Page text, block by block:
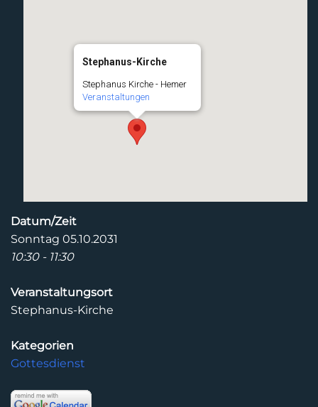
Stephanus-Kirche
Stephanus Kirche - Hemer
Veranstaltungen
Datum/Zeit
Sonntag 05.10.2031
10:30 - 11:30
Veranstaltungsort
Stephanus-Kirche
Kategorien
Gottesdienst